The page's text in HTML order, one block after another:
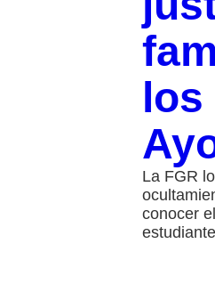
La FGR
conocer